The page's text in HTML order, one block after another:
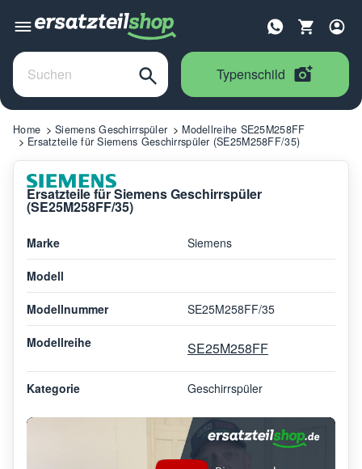
Typenschild
Home Siemens Geschirrspüler
Modellreihe SE25M258FF
Ersatzteile für Siemens Geschirrspüler (SE25M258FF/35)
Ersatzteile für Siemens Geschirrspüler
(SE25M258FF/35)
Marke Siemens
Modell
Modellnummer SE25M258FF/35
Modellreihe SE25M258FF
Kategorie Geschirrspüler